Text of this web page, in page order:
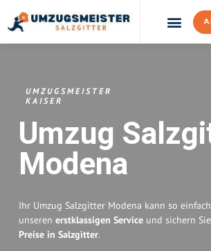
UMZUGSMEISTER
KAISER
Umzug
Modena
Ihr Umzug Salzgitter Modena kann so
unseren erstklassigen Service und sichern
Preise in Salzgitter.